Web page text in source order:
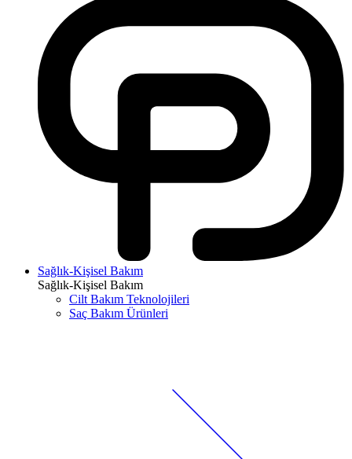
Sağlık-Kişisel Bakım
Sağlık-Kişisel Bakım
Cilt Bakım Teknolojileri
Saç Bakım Ürünleri